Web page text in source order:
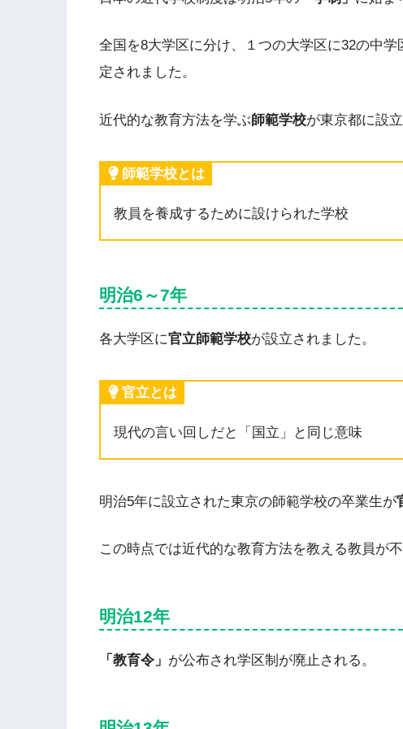
全国を8大学区に分け、１つの大学区に32の中
定されました。
近代的な教育方法を学ぶ師範学校が東京都に設
師範学校とは
教員を養成するために設けられた学校
明治6～7年
各大学区に官立師範学校が設立されました。
官立とは
現代の言い回しだと「国立」と同じ意味
明治5年に設立された東京の師範学校の卒業生が
この時点では近代的な教育方法を教える教員が不
明治12年
「教育令」 が公布され学区制が廃止される。